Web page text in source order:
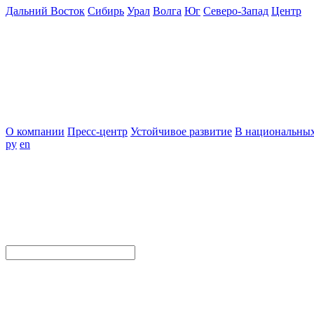
Дальний Восток Сибирь Урал Волга Юг Северо-Запад Центр
О компании Пресс-центр Устойчивое развитие В
ру en